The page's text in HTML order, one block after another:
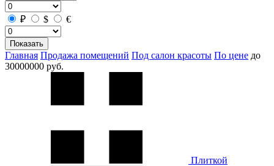
₽ $ €
Показать
Главная Продажа помещений Под салон красоты По цене до
30000000 руб.
Плиткой